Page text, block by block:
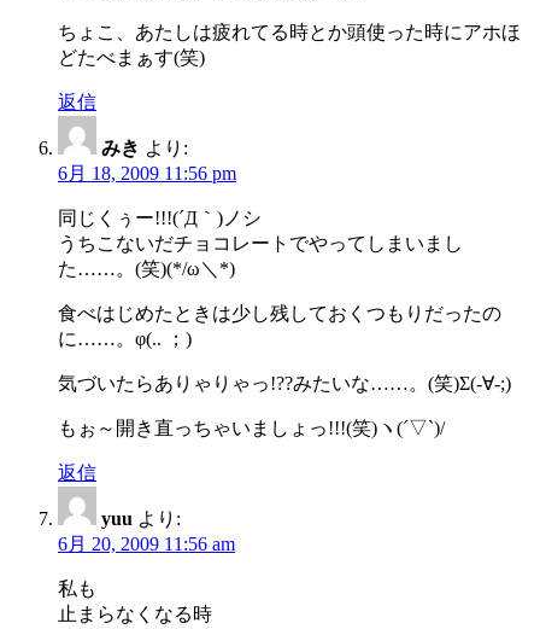
ちょこ、あたしは疲れてる時とか頭使った時にアホほ
どたべまぁす(笑)
返信
みき より:
6月 18, 2009 11:56 pm
同じくぅー!!!(´Д｀)ノシ
うちこないだチョコレートでやってしまいまし
た……。(笑)(*/ω＼*)
食べはじめたときは少し残しておくつもりだったの
に……。φ(.. ；)
気づいたらありゃりゃっ!??みたいな……。(笑)Σ(-∀-;)
もぉ～開き直っちゃいましょっ!!!(笑)ヽ(´▽`)/
返信
yuu より:
6月 20, 2009 11:56 am
私も
止まらなくなる時